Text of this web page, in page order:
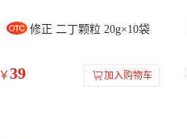
修正 二丁颗粒 20g×10袋
￥ 39 加入购物车